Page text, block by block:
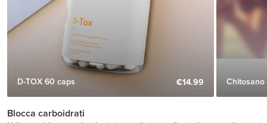
D-TOX 60 caps €14.99
Blocca carboidrati